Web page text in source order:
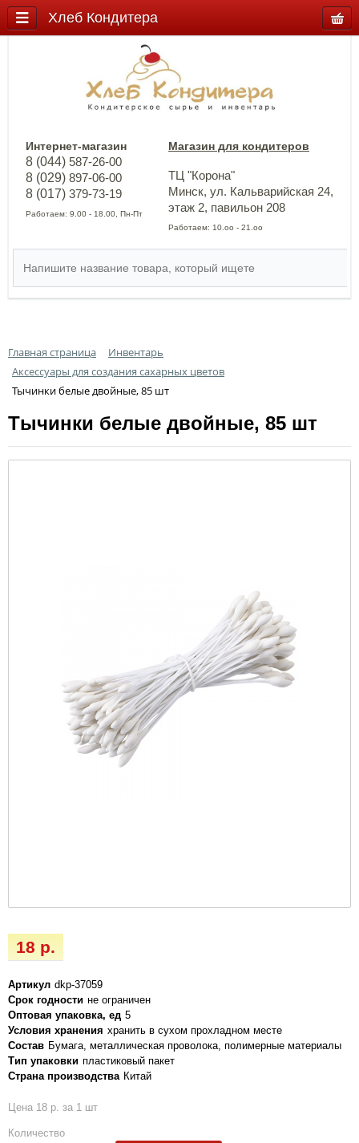
Интернет-магазин
8 (044) 587-26-00
8 (029) 897-06-00
8 (017) 379-73-19
Работаем: 9.00 - 18.00, Пн-Пт
Магазин для кондитеров
ТЦ "Корона"
Минск, ул. Кальварийская 24,
этаж 2, павильон 208
Работаем: 10.оо - 21.оо
Главная страница
Инвентарь
Аксессуары для создания сахарных цветов
Тычинки белые двойные, 85 шт
Тычинки белые двойные, 85 шт
18 р.
Артикул dkp-37059
Срок годности не ограничен
Оптовая упаковка, ед 5
Условия хранения хранить в сухом прохладном месте
Состав Бумага, металлическая проволока, полимерные материалы
Тип упаковки пластиковый пакет
Страна производства Китай
Цена 18 р. за 1 шт
Количество
Хлеб Кондитера